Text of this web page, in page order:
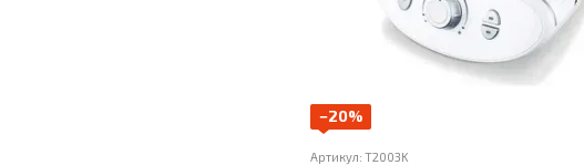
−20%
Артикул: T2003K